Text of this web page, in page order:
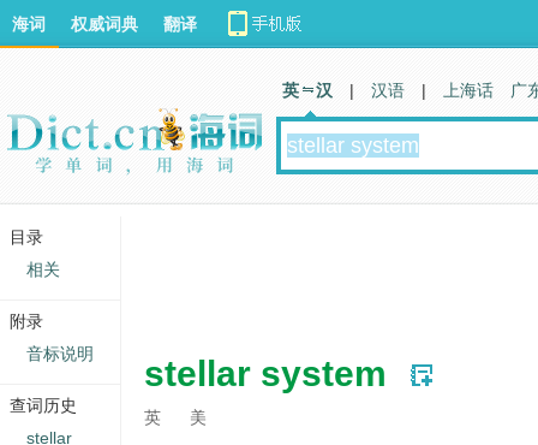
stellar system
英 美
海词 权威词典 翻译
英 汉 | 汉语 | 上海话 广
目录
相关
附录
音标说明
查词历史
stellar